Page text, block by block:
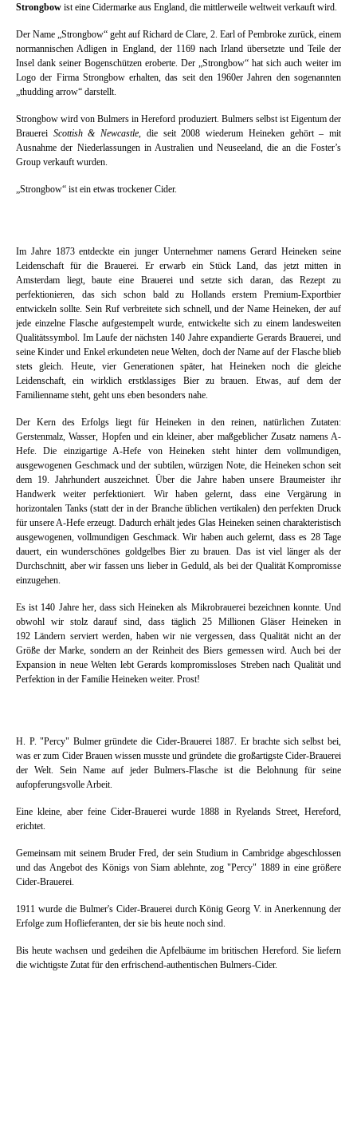
Strongbow ist eine Cidermarke aus England, die mittlerweile weltweit verkauft wird.
Der Name „Strongbow“ geht auf Richard de Clare, 2. Earl of Pembroke zurück, einem
normannischen Adligen in England, der 1169 nach Irland übersetzte und Teile der
Insel dank seiner Bogenschützen eroberte. Der „Strongbow“ hat sich auch weiter im
Logo der Firma Strongbow erhalten, das seit den 1960er Jahren den sogenannten
„thudding arrow“ darstellt.
Strongbow wird von Bulmers in Hereford produziert. Bulmers selbst ist Eigentum der
Brauerei Scottish & Newcastle , die seit 2008 wiederum Heineken gehört – mit
Ausnahme der Niederlassungen in Australien und Neuseeland, die an die Foster’s
Group verkauft wurden.
„Strongbow“ ist ein etwas trockener Cider.
Im Jahre 1873 entdeckte ein junger Unternehmer namens Gerard Heineken seine
Leidenschaft für die Brauerei. Er erwarb ein Stück Land, das jetzt mitten in
Amsterdam liegt, baute eine Brauerei und setzte sich daran, das Rezept zu
perfektionieren, das sich schon bald zu Hollands erstem Premium-Exportbier
entwickeln sollte. Sein Ruf verbreitete sich schnell, und der Name Heineken, der auf
jede einzelne Flasche aufgestempelt wurde, entwickelte sich zu einem landesweiten
Qualitätssymbol. Im Laufe der nächsten 140 Jahre expandierte Gerards Brauerei, und
seine Kinder und Enkel erkundeten neue Welten, doch der Name auf der Flasche blieb
stets gleich. Heute, vier Generationen später, hat Heineken noch die gleiche
Leidenschaft, ein wirklich erstklassiges Bier zu brauen. Etwas, auf dem der
Familienname steht, geht uns eben besonders nahe.
Der Kern des Erfolgs liegt für Heineken in den reinen, natürlichen Zutaten:
Gerstenmalz, Wasser, Hopfen und ein kleiner, aber maßgeblicher Zusatz namens A-
Hefe. Die einzigartige A-Hefe von Heineken steht hinter dem vollmundigen,
ausgewogenen Geschmack und der subtilen, würzigen Note, die Heineken schon seit
dem 19. Jahrhundert auszeichnet. Über die Jahre haben unsere Braumeister ihr
Handwerk weiter perfektioniert. Wir haben gelernt, dass eine Vergärung in
horizontalen Tanks (statt der in der Branche üblichen vertikalen) den perfekten Druck
für unsere A-Hefe erzeugt. Dadurch erhält jedes Glas Heineken seinen charakteristisch
ausgewogenen, vollmundigen Geschmack. Wir haben auch gelernt, dass es 28 Tage
dauert, ein wunderschönes goldgelbes Bier zu brauen. Das ist viel länger als der
Durchschnitt, aber wir fassen uns lieber in Geduld, als bei der Qualität Kompromisse
einzugehen.
Es ist 140 Jahre her, dass sich Heineken als Mikrobrauerei bezeichnen konnte. Und
obwohl wir stolz darauf sind, dass täglich 25 Millionen Gläser Heineken in
192 Ländern serviert werden, haben wir nie vergessen, dass Qualität nicht an der
Größe der Marke, sondern an der Reinheit des Biers gemessen wird. Auch bei der
Expansion in neue Welten lebt Gerards kompromissloses Streben nach Qualität und
Perfektion in der Familie Heineken weiter. Prost!
H. P. "Percy" Bulmer gründete die Cider-Brauerei 1887. Er brachte sich selbst bei,
was er zum Cider Brauen wissen musste und gründete die großartigste Cider-Brauerei
der Welt. Sein Name auf jeder Bulmers-Flasche ist die Belohnung für seine
aufopferungsvolle Arbeit.
Eine kleine, aber feine Cider-Brauerei wurde 1888 in Ryelands Street, Hereford,
erichtet.
Gemeinsam mit seinem Bruder Fred, der sein Studium in Cambridge abgeschlossen
und das Angebot des Königs von Siam ablehnte, zog "Percy" 1889 in eine größere
Cider-Brauerei.
1911 wurde die Bulmer's Cider-Brauerei durch König Georg V. in Anerkennung der
Erfolge zum Hoflieferanten, der sie bis heute noch sind.
Bis heute wachsen und gedeihen die Apfelbäume im britischen Hereford. Sie liefern
die wichtigste Zutat für den erfrischend-authentischen Bulmers-Cider.